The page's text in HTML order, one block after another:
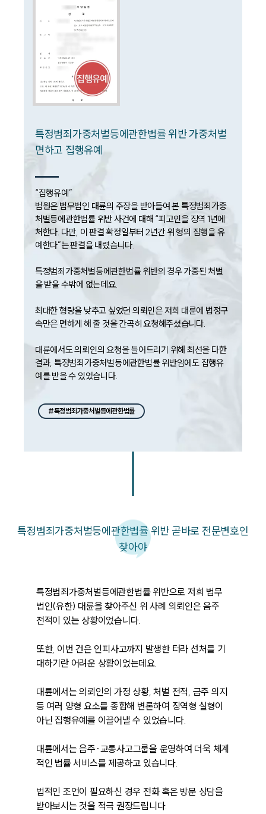
음주운전·교통사고전문변호사추천
소식/자료
언론보도
공지사항
뉴스레터/브로슈어
대륜법률상담예약
대륜법률상담예약
특정범죄가중처벌등에관한법률 위반 가중처벌
면하고 집행유예
“집행유예”
법원은 법무법인 대륜의 주장을 받아들여 본 특정범죄가중
처벌등에관한법률 위반 사건에 대해 “피고인을 징역 1년에
처한다. 다만, 이 판결 확정일부터 2년간 위 형의 집행을 유
예한다”는 판결을 내렸습니다.
특정범죄가중처벌등에관한법률 위반의 경우 가중된 처벌
을 받을 수밖에 없는데요.
최대한 형량을 낮추고 싶었던 의뢰인은 저희 대륜에 법정구
속만은 면하게 해 줄 것을 간곡히 요청해주셨습니다.
대륜에서도 의뢰인의 요청을 들어드리기 위해 최선을 다한
결과, 특정범죄가중처벌등에관한법률 위반임에도 집행유
예를 받을 수 있었습니다.
#특정범죄가중처벌등에관한법률
특정범죄가중처벌등에관한법률 위반 곧바로 전문변호인
찾아야
특정범죄가중처벌등에관한법률 위반으로 저희 법무
법인(유한) 대륜을 찾아주신 위 사례 의뢰인은 음주
전적이 있는 상황이었습니다.
또한, 이번 건은 인피사고까지 발생한 터라 선처를 기
대하기란 어려운 상황이었는데요.
대륜에서는 의뢰인의 가정 상황, 처벌 전적, 금주 의지
등 여러 양형 요소를 종합해 변론하여 징역형 실형이
아닌 집행유예를 이끌어낼 수 있었습니다.
대륜에서는 음주·교통사고그룹을 운영하여 더욱 체계
적인 법률 서비스를 제공하고 있습니다.
법적인 조언이 필요하신 경우 전화 혹은 방문 상담을
받아보시는 것을 적극 권장드립니다.